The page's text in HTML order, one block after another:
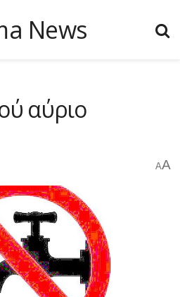
αύριο
AA